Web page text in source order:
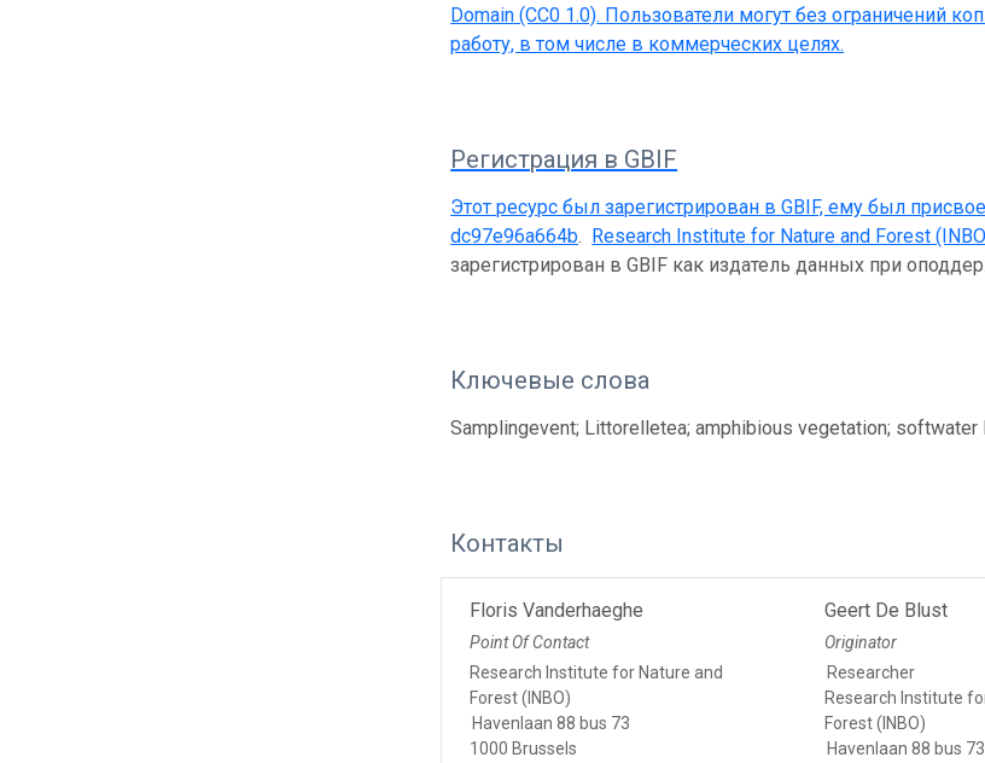
Domain (CC0 1.0). Пользователи могут без ограничений
работу, в том числе в коммерческих целях.
Регистрация в GBIF
Этот ресурс был зарегистрирован в GBIF, ему был
dc97e96a664b. Research Institute for Nature and Forest
зарегистрирован в GBIF как издатель данных при
Ключевые слова
Samplingevent; Littorelletea; amphibious vegetation;
Контакты
Floris Vanderhaeghe
Point Of Contact
Research Institute for Nature and
Forest (INBO)
Havenlaan 88 bus 73
1000 Brussels
Geert De Blust
Originator
Researcher
Research Institute
Forest (INBO)
Havenlaan 88 bus 73